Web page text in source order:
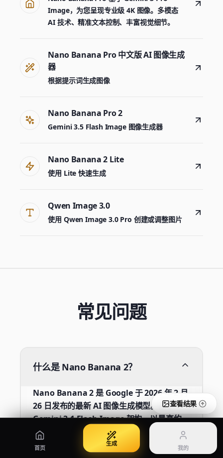
Image，为您呈现专业级 4K 图像。多模态
AI 技术、精准文本控制、丰富视觉细节。
Nano Banana Pro 中文版 AI 图像生成
器
根据提示词生成图像
Nano Banana Pro 2
Gemini 3.5 Flash Image 图像生成器
Nano Banana 2 Lite
使用 Lite 快速生成
Qwen Image 3.0
使用 Qwen Image 3.0 Pro 创建或调整图片
常见问题
什么是 Nano Banana 2？
Nano Banana 2 是 Google 于 2026 年 2 月
26 日发布的最新 AI 图像生成模型。基于
Gemini 3.1 Flash Image 架构，以最高约
50% 更低的成本提供最高可比 Nano
Banana Pro 快 3-5 倍的专业 4K 图像。
Qwen Image 3.0
使用 Qwen Image 3.0 Pro 创建或调整图片
价格
查看套餐与积分
管理积分、账单和账户
登录
登录后管理账户
首页
生成
我的
查看结果